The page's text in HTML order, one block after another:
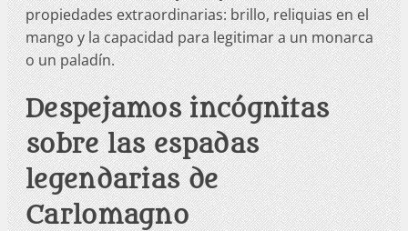
propiedades extraordinarias: brillo, reliquias en el
mango y la capacidad para legitimar a un monarca
o un paladín.
Despejamos incógnitas
sobre las espadas
legendarias de
Carlomagno